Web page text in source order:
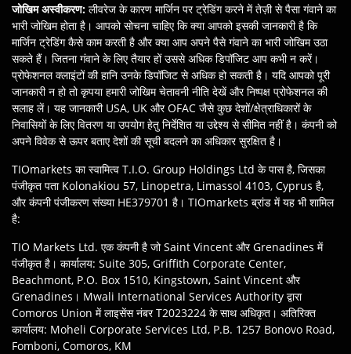
जोखिम अस्वीकरण: लीवरेज के कारण मार्जिन पर ट्रेडिंग करने में तेज़ी से पैसा गंवाने का
भारी जोखिम होता है। आपको सोचना चाहिए कि क्‍या आपको इसकी जानकारी है कि
मार्जिन ट्रेडिंग कैसे काम करती है और क्या आप अपने पैसे गंवाने का भारी जोखिम उठा
सकते हैं। जितना गंवाने के लिए तैयार हों उससे अधिक डिपॉजिट आप कभी न करें।
प्रोफेशनल क्लाइंटों की हानि उनके डिपॉजिट से अधिक हो सकती है। यदि आपको पूरी
जानकारी न हो तो कृपया हमारी जोखिम चेतावनी नीति देखें और निष्‍पक्ष प्रोफेशनल की
सलाह लें। यह जानकारी USA, UK और OFAC जैसे कुछ देशों/क्षेत्राधिकारों के
निवासियों के लिए वितरण या उपयोग हेतु निर्देशित या उद्देश्‍य से सीमित नहीं है। कंपनी को
अपने विवेक से ऊपर बताए देशों की सूची बदलने का अधिकार सुरक्षित है।
TIOmarkets का स्वामित्व T.I.O. Group Holdings Ltd के पास है, जिसका
पंजीकृत पता Kolonakiou 57, Linopetra, Limassol 4103, Cyprus है,
और कंपनी पंजीकरण संख्या HE379701 है। TIOmarkets ब्रांड में यह भी शामिल
है:
TIO Markets Ltd. एक कंपनी है जो Saint Vincent और Grenadines में
पंजीकृत है। कार्यालय: Suite 305, Griffith Corporate Center,
Beachmont, P.O. Box 1510, Kingstown, Saint Vincent और
Grenadines। Mwali International Services Authority द्वारा
Comoros Union में लाइसेंस नंबर T2023224 के साथ अधिकृत। अतिरिक्त
कार्यालय: Moheli Corporate Services Ltd, P.B. 1257 Bonovo Road,
Fomboni, Comoros, KM